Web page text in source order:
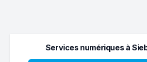
Services numériques à